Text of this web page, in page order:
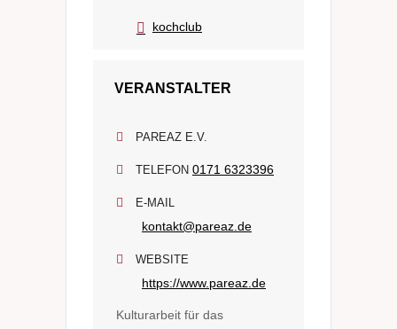
kochclub
VERANSTALTER
PAREAZ E.V.
TELEFON 0171 6323396
E-MAIL
kontakt@pareaz.de
WEBSITE
https://www.pareaz.de
Kulturarbeit für das